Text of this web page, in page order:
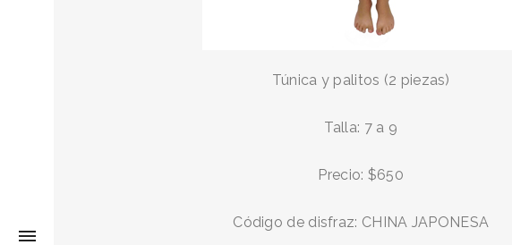
Túnica y palitos (2 piezas)
Talla: 7 a 9
Precio: $650
Código de disfraz: CHINA JAPONESA